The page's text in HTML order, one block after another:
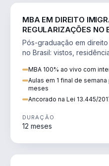
MBA EM DIREITO
REGULARIZAÇÕES NO
Pós-graduação em
no Brasil: vistos,
MBA 100% ao vivo com
Aulas em 1 final de
meses
Ancorado na Lei 13.445/
DURAÇÃO
12 meses